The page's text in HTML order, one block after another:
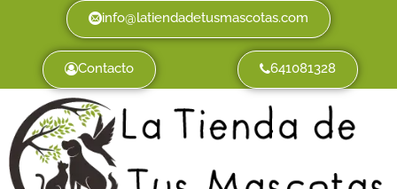
info@latiendadetusmascotas.com
Contacto 641081328